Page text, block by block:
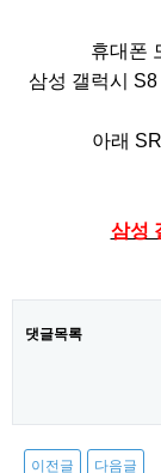
휴대폰
삼성 갤럭시
아래
삼성
댓글목록
이전글 다음글